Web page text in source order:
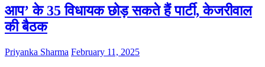
आप’ के 35 विधायक छोड़ सकते हैं पार्टी, केजरीवाल
की बैठक
Priyanka Sharma February 11, 2025